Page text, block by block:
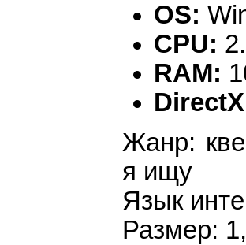
OS:
CPU:
RAM:
Жанр:
я ищу
Язык
Размер: